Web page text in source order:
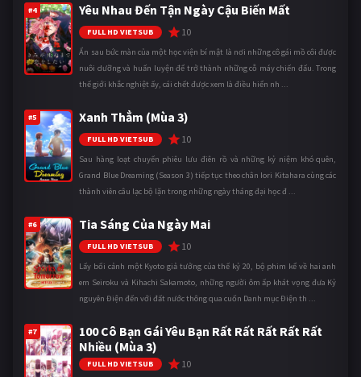
#4 Yêu Nhau Đến Tận Ngày Cậu Biến Mất
FULL HD VIETSUB 10
Ẩn sau bức màn của một học viện bí mật là nơi những cô gái mồ côi được
nuôi dưỡng và huấn luyện để trở thành những cỗ máy chiến đấu. Trong
thế giới khắc nghiệt ấy, cái chết được xem là điều hiển nh ...
#5 Xanh Thẳm (Mùa 3)
FULL HD VIETSUB 10
Sau hàng loạt chuyến phiêu lưu điên rồ và những kỷ niệm khó quên,
Grand Blue Dreaming (Season 3) tiếp tục theo chân Iori Kitahara cùng các
thành viên câu lạc bộ lặn trong những ngày tháng đại học đ ...
#6 Tia Sáng Của Ngày Mai
FULL HD VIETSUB 10
Lấy bối cảnh một Kyoto giả tưởng của thế kỷ 20, bộ phim kể về hai anh
em Seiroku và Kihachi Sakamoto, những người ôm ấp khát vọng đưa Kỷ
nguyên Điện đến với đất nước thông qua cuốn Danh mục Điện th ...
#7
100 Cô Bạn Gái Yêu Bạn Rất Rất Rất Rất Rất
Nhiều (Mùa 3)
FULL HD VIETSUB 10